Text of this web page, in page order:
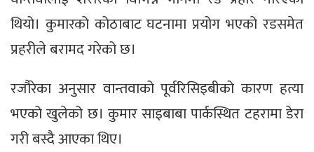
थियो। कुमारको कोठाबाट घटनामा प्रयोग भएको रडसमेत
प्रहरीले बरामद गरेको छ।
रजौरेका अनुसार वान्तवाको पूर्वरिसिइबीको कारण हत्या
भएको खुलेको छ। कुमार साइबाबा पार्कस्थित टहरामा डेरा
गरी बस्दै आएका थिए।